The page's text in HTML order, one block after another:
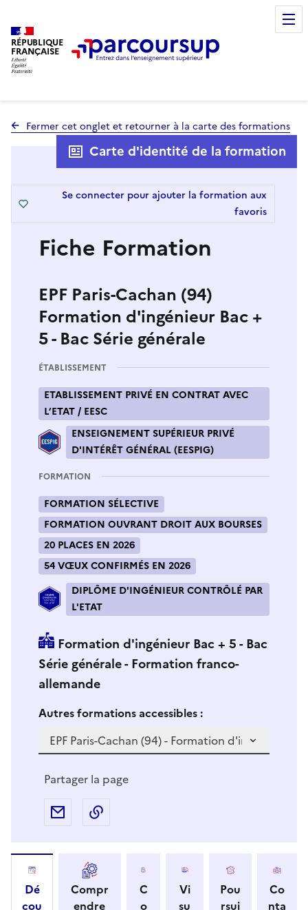
RÉPUBLIQUE
FRANÇAISE
Fermer cet onglet et retourner à la carte des formations
Fiche Formation
EPF Paris-Cachan (94)
Formation d'ingénieur Bac +
5 - Bac Série générale
ÉTABLISSEMENT
ETABLISSEMENT PRIVÉ EN CONTRAT AVEC
L’ETAT / EESC
ENSEIGNEMENT SUPÉRIEUR PRIVÉ
D'INTÉRÊT GÉNÉRAL (EESPIG)
FORMATION
FORMATION SÉLECTIVE
FORMATION OUVRANT DROIT AUX BOURSES
20 PLACES EN 2026
54 VŒUX CONFIRMÉS EN 2026
DIPLÔME D'INGÉNIEUR CONTRÔLÉ PAR
L'ETAT
Formation d'ingénieur Bac + 5 - Bac
Série générale - Formation franco-
allemande
Si vous sélectionnez une formation dans la zone
Autres formations accessibles :S
v
Carte d'identité de la formation
Se connecter pour ajouter la formation aux
favoris
Partager la page
Partager par e-mail
Dé
cou
Compr
endre
C
o
Vi
su
Pou
rsui
Co
nta